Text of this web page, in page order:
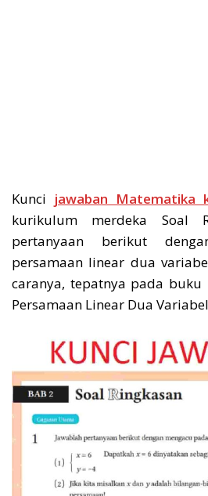
Kunci jawaban Matematika
kurikulum merdeka Soal
pertanyaan berikut
persamaan linear dua
caranya, tepatnya pada
Persamaan Linear Dua